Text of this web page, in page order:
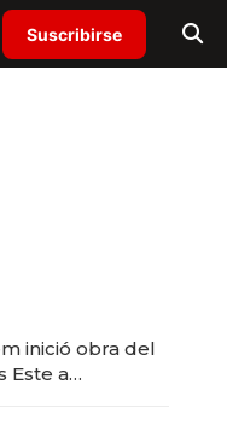
Suscribirse
inició obra del
Este a